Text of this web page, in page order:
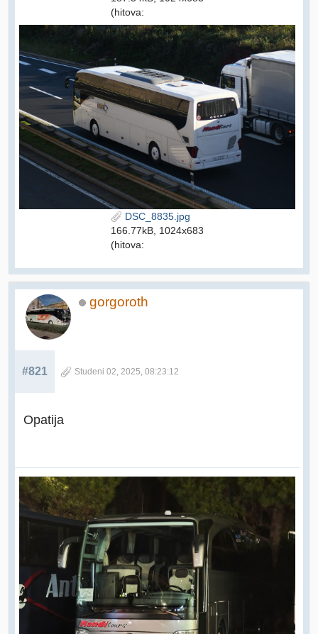
(hitova:
DSC_8835.jpg
166.77kB, 1024x683
(hitova:
gorgoroth
#821 Studeni 02, 2025, 08:23:12
Opatija